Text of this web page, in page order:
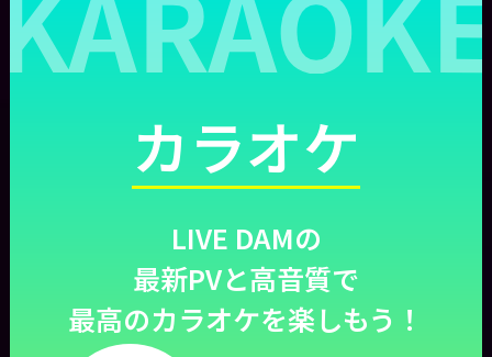
カラオケ
LIVE DAMの
最新PVと高音質で
最高のカラオケを楽しもう！